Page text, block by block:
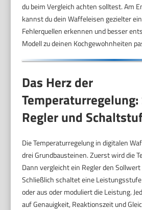
du beim Vergleich achten solltest. Am
kannst du dein Waffeleisen gezielter
Fehlerquellen erkennen und besser
Modell zu deinen Kochgewohnheiten
Das Herz der
Temperaturregelung:
Regler und
Die Temperaturregelung in digitalen
drei Grundbausteinen. Zuerst wird die
Dann vergleicht ein Regler den
Schließlich schaltet eine
oder aus oder moduliert die Leistung.
auf Genauigkeit, Reaktionszeit und